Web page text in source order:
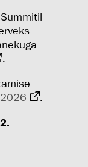
.
2026
.
2.